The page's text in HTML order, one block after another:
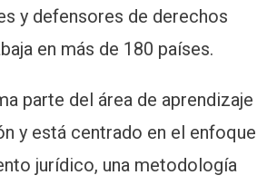
y defensores de derechos
en más de 180 países.
parte del área de aprendizaje
y está centrado en el enfoque
jurídico, una metodología